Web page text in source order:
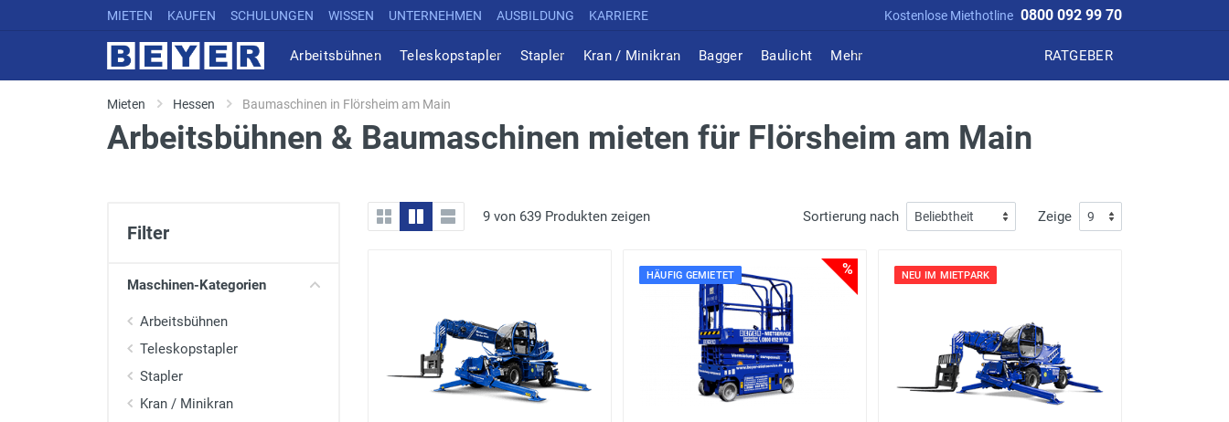
MIETEN KAUFEN SCHULUNGEN WISSEN UNTERNEHMEN AUSBILDUNG KARRIERE Kostenlose Miethotline 0800 092 99 70
Arbeitsbühnen Teleskopstapler Stapler Kran / Minikran Bagger Baulicht Mehr RATGEBER
Mieten Hessen Baumaschinen in Flörsheim am Main
Arbeitsbühnen & Baumaschinen mieten für Flörsheim am Main
Filter
Maschinen-Kategorien
Arbeitsbühnen
Teleskopstapler
Stapler
Kran / Minikran
9 von 639 Produkten zeigen Sortierung nach Zeige
HÄUFIG GEMIETET % NEU IM MIETPARK